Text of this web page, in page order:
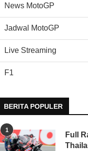
News MotoGP
Jadwal MotoGP
Live Streaming
F1
BERITA POPULER
1
Full